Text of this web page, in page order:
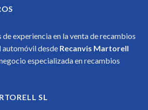
de experiencia en la venta de recambios
automóvil desde Recanvis Martorell
especializada en recambios
SL